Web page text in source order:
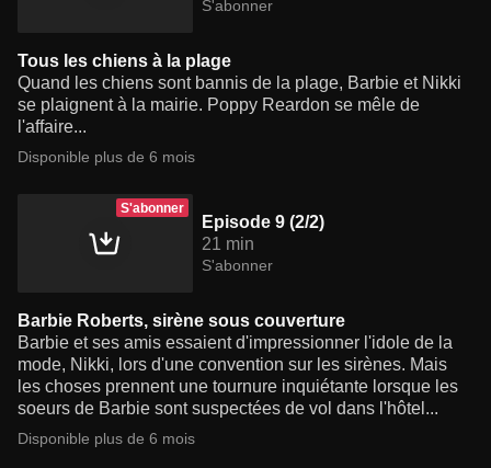
S'abonner
Tous les chiens à la plage
Quand les chiens sont bannis de la plage, Barbie et Nikki
se plaignent à la mairie. Poppy Reardon se mêle de
l'affaire...
Disponible plus de 6 mois
S'abonner
Episode 9 (2/2)
21 min
S'abonner
Barbie Roberts, sirène sous couverture
Barbie et ses amis essaient d'impressionner l'idole de la
mode, Nikki, lors d'une convention sur les sirènes. Mais
les choses prennent une tournure inquiétante lorsque les
soeurs de Barbie sont suspectées de vol dans l'hôtel...
Disponible plus de 6 mois